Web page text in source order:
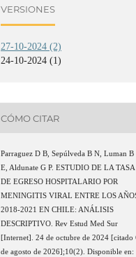
VERSIONES
27-10-2024 (2)
24-10-2024 (1)
CÓMO CITAR
Parraguez D B, Sepúlveda B N, Luman B
E, Aldunate G P. ESTUDIO DE LA TASA
DE EGRESO HOSPITALARIO POR
MENINGITIS VIRAL ENTRE LOS
2018-2021 EN CHILE: ANÁLISIS
DESCRIPTIVO. Rev Estud Med Sur
[Internet]. 24 de octubre de 2024 [citado
de agosto de 2026];10(2). Disponible en: